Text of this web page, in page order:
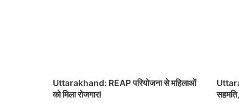
Uttarakhand: REAP परियोजना से महिलाओं
को मिला रोजगार!